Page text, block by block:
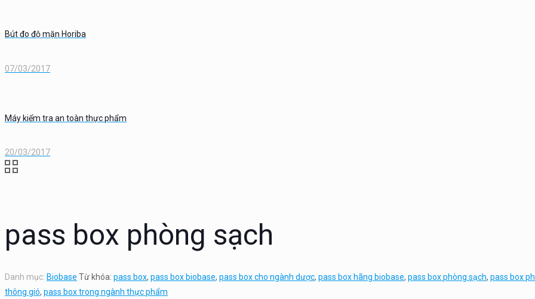
Bút đo độ mặn Horiba
07/03/2017
Máy kiểm tra an toàn thực phẩm
20/03/2017
pass box phòng sạch
Danh mục: Biobase Từ khóa: pass box, pass box biobase, pass box cho ngành dược, pass box hãng biobase, pass box phòng sạch, pass box
thông gió, pass box trong ngành thực phẩm